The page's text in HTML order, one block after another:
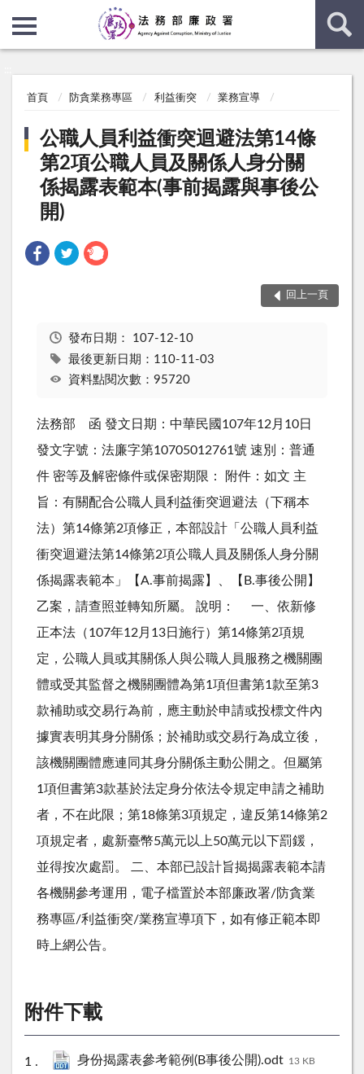
首頁 防貪業務專區 利益衝突 業務宣導
公職人員利益衝突迴避法第14條
第2項公職人員及關係人身分關
係揭露表範本(事前揭露與事後公
開)
回上一頁
發布日期： 107-12-10
最後更新日期：110-11-03
資料點閱次數：95720
法務部 函 發文日期：中華民國107年12月10日
發文字號：法廉字第10705012761號 速別：普通
件 密等及解密條件或保密期限： 附件：如文 主
旨：有關配合公職人員利益衝突迴避法（下稱本
法）第14條第2項修正，本部設計「公職人員利益
衝突迴避法第14條第2項公職人員及關係人身分關
係揭露表範本」【A.事前揭露】、【B.事後公開】
乙案，請查照並轉知所屬。 說明： 一、依新修
正本法（107年12月13日施行）第14條第2項規
定，公職人員或其關係人與公職人員服務之機關團
體或受其監督之機關團體為第1項但書第1款至第3
款補助或交易行為前，應主動於申請或投標文件內
據實表明其身分關係；於補助或交易行為成立後，
該機關團體應連同其身分關係主動公開之。但屬第
1項但書第3款基於法定身分依法令規定申請之補助
者，不在此限；第18條第3項規定，違反第14條第2
項規定者，處新臺幣5萬元以上50萬元以下罰鍰，
並得按次處罰。 二、本部已設計旨揭揭露表範本請
各機關參考運用，電子檔置於本部廉政署/防貪業
務專區/利益衝突/業務宣導項下，如有修正範本即
時上網公告。
附件下載
身份揭露表參考範例(B事後公開).odt 13 KB